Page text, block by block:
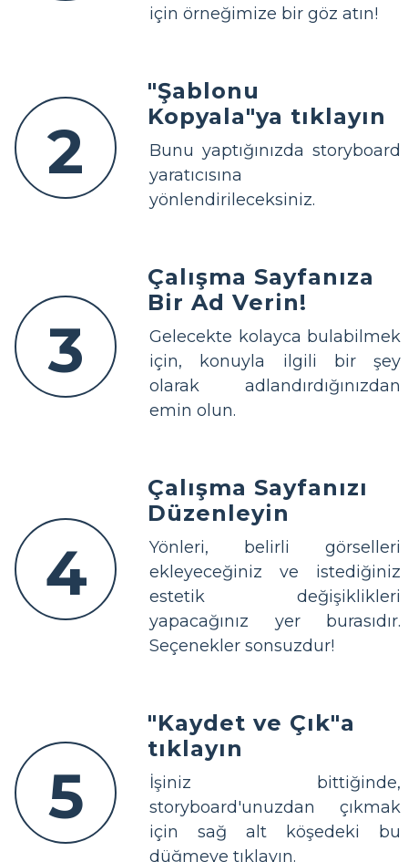
için örneğimize bir göz atın!
2
"Şablonu
Kopyala"ya tıklayın
Bunu yaptığınızda storyboard
yaratıcısına
yönlendirileceksiniz.
3
Çalışma Sayfanıza
Bir Ad Verin!
Gelecekte kolayca bulabilmek
için, konuyla ilgili bir şey
olarak adlandırdığınızdan
emin olun.
4
Çalışma Sayfanızı
Düzenleyin
Yönleri, belirli görselleri
ekleyeceğiniz ve istediğiniz
estetik değişiklikleri
yapacağınız yer burasıdır.
Seçenekler sonsuzdur!
5
"Kaydet ve Çık"a
tıklayın
İşiniz bittiğinde,
storyboard'unuzdan çıkmak
için sağ alt köşedeki bu
düğmeye tıklayın.